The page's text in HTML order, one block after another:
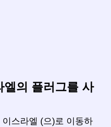
엘의 플러그를 사
스라엘 (으)로 이동하